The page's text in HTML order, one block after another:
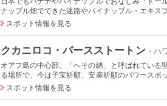
ナップル畑でできた迷路やパイナップル・エキス
スポット情報を見る
クカニロコ・バースストートン - ハ
オアフ島の中心部、「へその緒」と呼ばれてい
る場所で、今は子宝祈願、安産祈願のパワースポ
スポット情報を見る